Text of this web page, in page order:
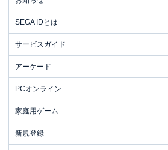
SEGA IDとは
サービスガイド
アーケード
PCオンライン
家庭用ゲーム
新規登録